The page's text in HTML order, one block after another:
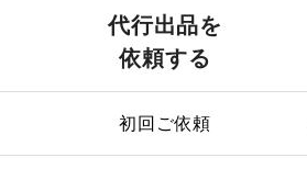
代行出品を
依頼する
初回ご依頼